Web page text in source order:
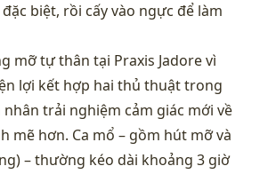
biệt, rồi cấy vào ngực để làm
mỡ tự thân tại Praxis Jadore vì
lợi kết hợp hai thủ thuật trong
trải nghiệm cảm giác mới về
mẽ hơn. Ca mổ – gồm hút mỡ và
– thường kéo dài khoảng 3 giờ